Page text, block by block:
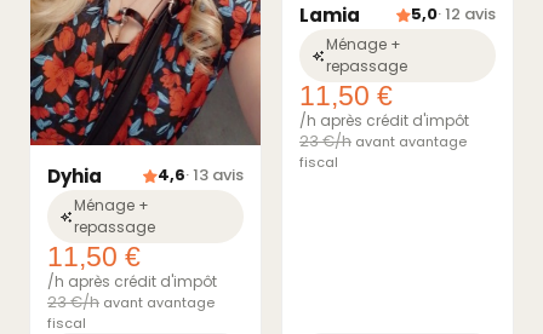
Dyhia 4,6· 13 avis
Ménage +
repassage
11,50 €
/h après crédit d'impôt
23 €/h avant avantage
fiscal
Lamia 5,0· 12 avis
Ménage +
repassage
11,50 €
/h après crédit d'impôt
23 €/h avant avantage
fiscal